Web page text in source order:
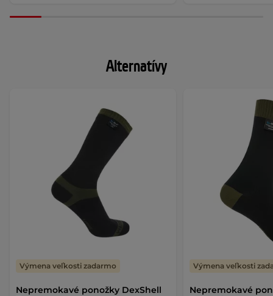
Alternatívy
Nepremokavé ponožky DexShell
Výmena veľkosti zadarmo
Nepremokavé
Výmena veľkosti